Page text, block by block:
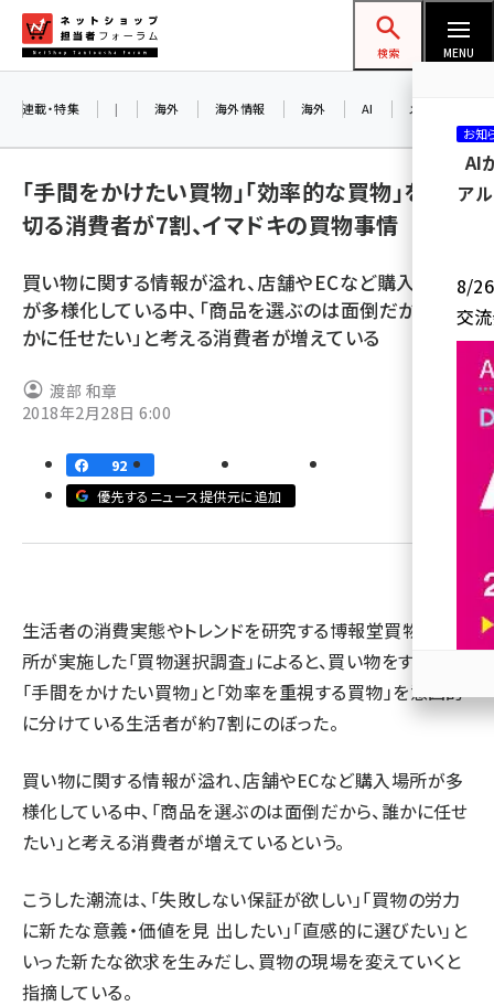
ン
ネットショップ担当者フォーラム
検索 MENU
yahoo (1901)
楽天 (1871)
アスクル (1119)
base (1075)
ビィ・フォアード (773)
連載・特集 | 海外 海外情報 海外 AI メタバース
「手間をかけたい買物」「効率的な買物」を割り
切る消費者が7割、イマドキの買物事情
買い物に関する情報が溢れ、店舗やECなど購入場所
が多様化している中、「商品を選ぶのは面倒だから、誰
かに任せたい」と考える消費者が増えている
渡部 和章
2018年2月28日 6:00
92
優先するニュース提供元に追加
生活者の消費実態やトレンドを研究する博報堂買物研究
所が実施した「買物選択調査」によると、買い物をする際に
「手間をかけたい買物」と「効率を重視する買物」を意図的
に分けている生活者が約7割にのぼった。
買い物に関する情報が溢れ、店舗やECなど購入場所が多
様化している中、「商品を選ぶのは面倒だから、誰かに任せ
たい」と考える消費者が増えているという。
こうした潮流は、「失敗しない保証が欲しい」「買物の労力
に新たな意義・価値を見 出したい」「直感的に選びたい」と
いった新たな欲求を生みだし、買物の現場を変えていくと
指摘している。
お知
AI
ア
8/26
交
参